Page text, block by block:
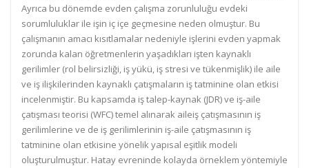
Ayrıca bu dönemde evden çalışma zorunluluğu evdeki
sorumluluklar ile işin iç içe geçmesine neden olmuştur. Bu
çalışmanın amacı kısıtlamalar nedeniyle işlerini evden yapmak
zorunda kalan öğretmenlerin yaşadıkları işten kaynaklı
gerilimler (rol belirsizliği, iş yükü, iş stresi ve tükenmişlik) ile aile
ve iş ilişkilerinden kaynaklı çatışmaların iş tatminine olan etkisi
incelenmiştir. Bu kapsamda iş talep-kaynak (JDR) ve iş-aile
çatışması teorisi (WFC) temel alınarak aileiş çatışmasının iş
gerilimlerine ve de iş gerilimlerinin iş-aile çatışmasının iş
tatminine olan etkisine yönelik yapısal eşitlik modeli
oluşturulmuştur. Hatay evreninde kolayda örneklem yöntemiyle